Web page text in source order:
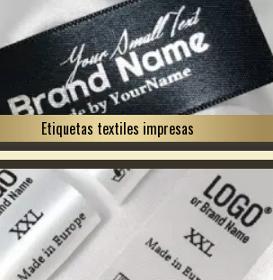
Etiquetas textiles impresas